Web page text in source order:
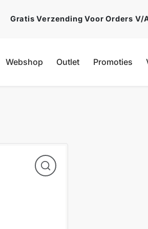
Gratis Verzending Voor Orders V/
Webshop Outlet Promoties